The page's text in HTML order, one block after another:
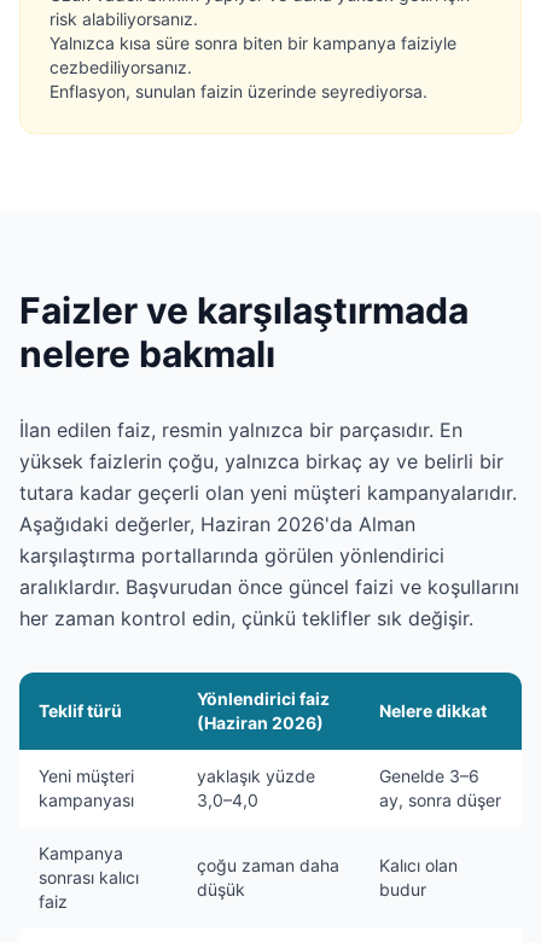
risk alabiliyorsanız.
Yalnızca kısa süre sonra biten bir kampanya faiziyle
cezbediliyorsanız.
Enflasyon, sunulan faizin üzerinde seyrediyorsa.
Faizler ve karşılaştırmada
nelere bakmalı
İlan edilen faiz, resmin yalnızca bir parçasıdır. En
yüksek faizlerin çoğu, yalnızca birkaç ay ve belirli bir
tutara kadar geçerli olan yeni müşteri kampanyalarıdır.
Aşağıdaki değerler, Haziran 2026'da Alman
karşılaştırma portallarında görülen yönlendirici
aralıklardır. Başvurudan önce güncel faizi ve koşullarını
her zaman kontrol edin, çünkü teklifler sık değişir.
Teklif türü
Yönlendirici faiz
(Haziran 2026)
Nelere dikkat
Yeni müşteri
kampanyası
yaklaşık yüzde
3,0–4,0
Genelde 3–6
ay, sonra düşer
Kampanya
sonrası kalıcı
faiz
çoğu zaman daha
düşük
Kalıcı olan
budur